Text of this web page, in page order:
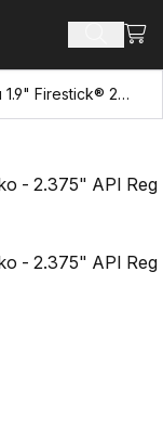
Hae
sovitin vasara 1.9" Firestick® 250 laatikko - 2.375" API Reg Box 4T